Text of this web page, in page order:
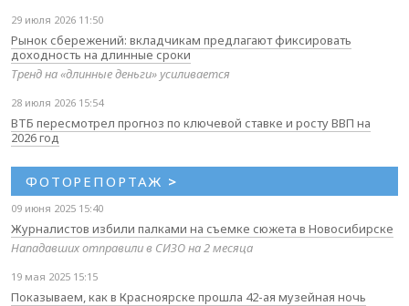
29 июля 2026 11:50
Рынок сбережений: вкладчикам предлагают фиксировать
доходность на длинные сроки
Тренд на «длинные деньги» усиливается
28 июля 2026 15:54
ВТБ пересмотрел прогноз по ключевой ставке и росту ВВП на
2026 год
ФОТОРЕПОРТАЖ >
09 июня 2025 15:40
Журналистов избили палками на съемке сюжета в Новосибирске
Нападавших отправили в СИЗО на 2 месяца
19 мая 2025 15:15
Показываем, как в Красноярске прошла 42-ая музейная ночь